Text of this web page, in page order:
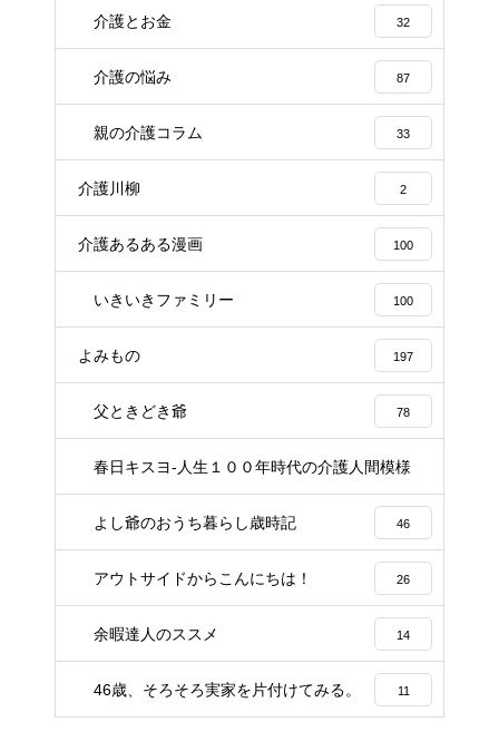
介護とお金 32
介護の悩み 87
親の介護コラム 33
介護川柳 2
介護あるある漫画 100
いきいきファミリー 100
よみもの 197
父ときどき爺 78
春日キスヨ-人生１００年時代の介護人間模様
よし爺のおうち暮らし歳時記 46
アウトサイドからこんにちは！ 26
余暇達人のススメ 14
46歳、そろそろ実家を片付けてみる。 11